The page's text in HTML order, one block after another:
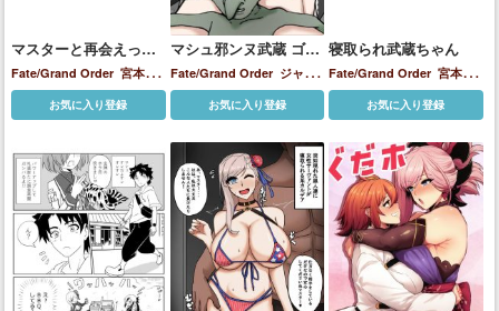
マスターと再会えっち
する武蔵
Fate/Grand Order 宮本武
蔵
お気に入り登録
マシュ邪ンヌ武蔵 ゴブ
リンハーレム
Fate/Grand Order ジャン
ヌ・ダルク（オルタ）マシ
ュ・キリエライト宮本武蔵
お気に入り登録
寝取られ武蔵ちゃん
Fate/Grand Order 宮本武
蔵
お気に入り登録